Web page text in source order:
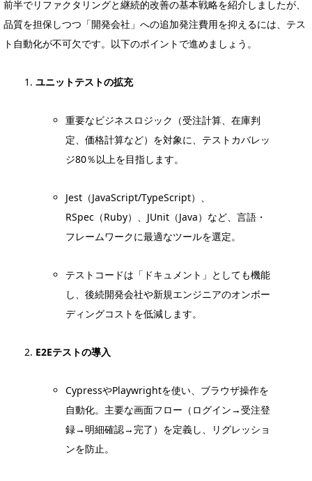
前半でリファクタリングと継続的改善の基本戦略を紹介しましたが、
品質を担保しつつ「開発会社」への追加発注費用を抑えるには、テス
ト自動化が不可欠です。以下のポイントで進めましょう。
ユニットテストの拡充
重要なビジネスロジック（受注計算、在庫判
定、価格計算など）を対象に、テストカバレッ
ジ80％以上を目指します。
Jest（JavaScript/TypeScript）、
RSpec（Ruby）、JUnit（Java）など、言語・
フレームワークに最適なツールを選定。
テストコードは「ドキュメント」としても機能
し、後続開発会社や新規エンジニアのオンボー
ディングコストを低減します。
E2Eテストの導入
CypressやPlaywrightを使い、ブラウザ操作を
自動化。主要な画面フロー（ログイン→受注登
録→明細確認→完了）を定義し、リグレッショ
ンを防止。